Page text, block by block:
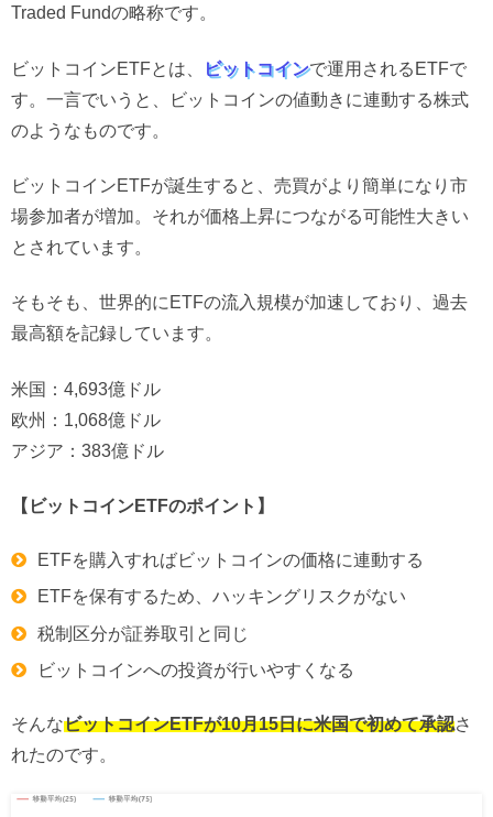
Traded Fundの略称です。
ビットコインETFとは、 ビットコインで運用されるETFで
す。一言でいうと、ビットコインの値動きに連動する株式
のようなものです。
ビットコインETFが誕生すると、売買がより簡単になり市
場参加者が増加。それが価格上昇につながる可能性大きい
とされています。
そもそも、世界的にETFの流入規模が加速しており、過去
最高額を記録しています。
米国：4,693億ドル
欧州：1,068億ドル
アジア：383億ドル
【ビットコインETFのポイント】
ETFを購入すればビットコインの価格に連動する
ETFを保有するため、ハッキングリスクがない
税制区分が証券取引と同じ
ビットコインへの投資が行いやすくなる
そんなビットコインETFが10月15日に米国で初めて承認さ
れたのです。